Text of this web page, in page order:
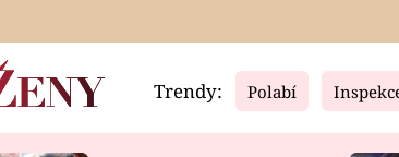
Video
Trendy: Polabí